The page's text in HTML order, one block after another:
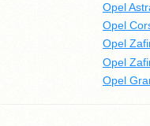
Opel
Opel
Opel
Opel
Opel